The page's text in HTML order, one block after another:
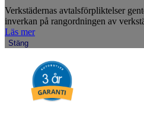
Verkstädernas avtalsförpliktelser
inverkan på rangordningen av
Läs mer
Stäng